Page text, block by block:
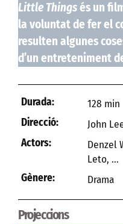
Little Thingsés un
la voluntat de fer el
resulten algunes
d’un entreteniment
Durada:
128 min
Direcció:
John
Actors:
Denzel
Leto, ...
Gènere:
Drama
Projeccions